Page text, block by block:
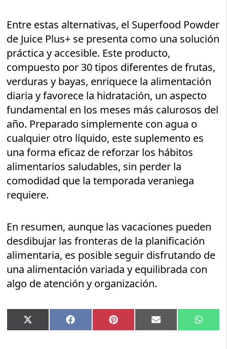
Entre estas alternativas, el Superfood Powder
de Juice Plus+ se presenta como una solución
práctica y accesible. Este producto,
compuesto por 30 tipos diferentes de frutas,
verduras y bayas, enriquece la alimentación
diaria y favorece la hidratación, un aspecto
fundamental en los meses más calurosos del
año. Preparado simplemente con agua o
cualquier otro líquido, este suplemento es
una forma eficaz de reforzar los hábitos
alimentarios saludables, sin perder la
comodidad que la temporada veraniega
requiere.
En resumen, aunque las vacaciones pueden
desdibujar las fronteras de la planificación
alimentaria, es posible seguir disfrutando de
una alimentación variada y equilibrada con
algo de atención y organización.
Compartir
en
X
(Twitter)
Compartir
en
Facebook Compartir
en
Pinterest Compartir
en
Email
en